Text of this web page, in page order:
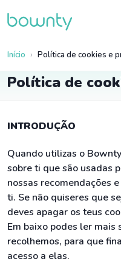
Início Política de cookies e
Política de
INTRODUÇÃO
Quando utilizas o
sobre ti que são usadas
nossas recomendações
ti. Se não quiseres que
deves apagar os teus
Em baixo podes ler mais
recolhemos, para que
acesso a elas.